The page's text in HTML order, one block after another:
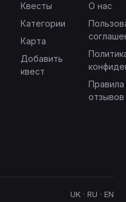
Квесты
Категории
Карта
Добавить
квест
О нас
отзывов
UK · RU · EN